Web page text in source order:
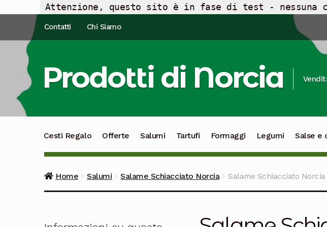
Attenzione, questo sito è in fase di test - nessuna
Contatti Chi Siamo
Prodotti di Norcia
Cesti Regalo Offerte Salumi Tartufi Formaggi Legumi Salse e
Home Salumi Salame Schiacciato Norcia Salame Schiacciato Norcia